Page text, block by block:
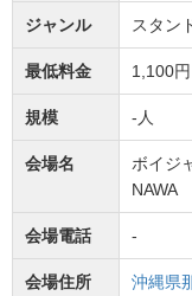
ジャンル スタン
最低料金 1,100円
規模 -人
会場名
ボイジ
NAWA
会場電話 -
会場住所
沖縄県